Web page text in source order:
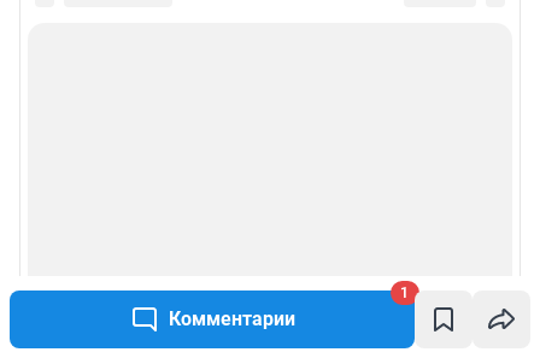
Комментарии
1